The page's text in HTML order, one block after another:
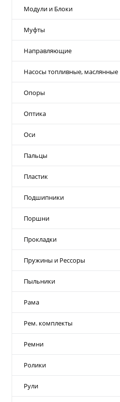
Модули и Блоки
Муфты
Направляющие
Насосы топливные, маслянные
Опоры
Оптика
Оси
Пальцы
Пластик
Подшипники
Поршни
Прокладки
Пружины и Рессоры
Пыльники
Рама
Рем. комплекты
Ремни
Ролики
Рули